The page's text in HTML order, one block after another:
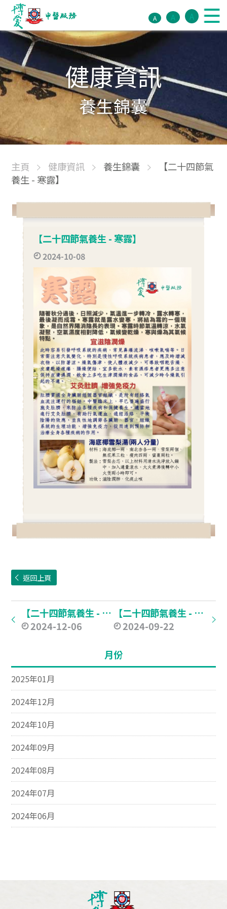
A A A
健康資訊
養生錦囊
主頁 健康資訊 養生錦囊
【二十四節氣
養生 - 寒露】​
【二十四節氣養生 - 寒露】​
2024-10-08
返回上頁
【二十四節氣養生 - 大雪】
2024-12-06
【二十四節氣養生 - 秋分】​
2024-09-22
月份
2025年01月
2024年12月
2024年10月
2024年09月
2024年08月
2024年07月
2024年06月